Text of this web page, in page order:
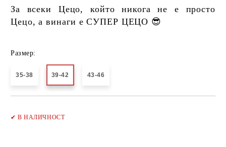
За всеки Цецо, който никога не е просто
Цецо, а винаги е СУПЕР ЦЕЦО 😎
Размер:
35-38 39-42 43-46
✔В НАЛИЧНОСТ